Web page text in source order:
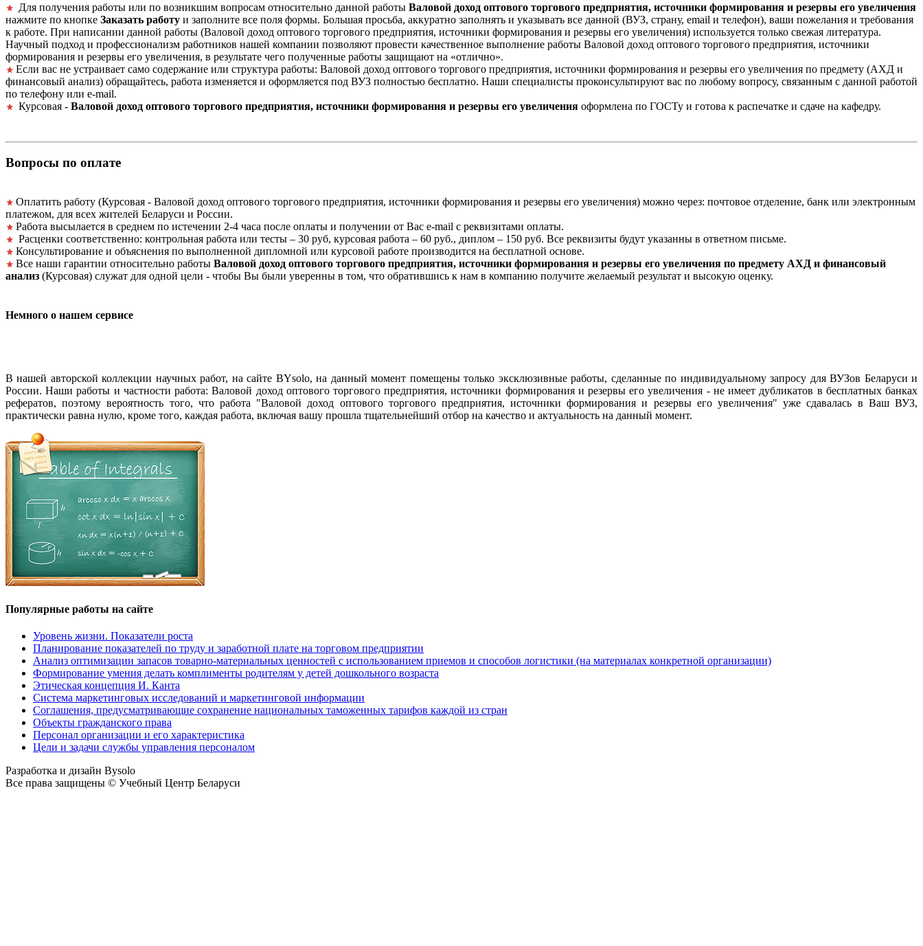
Для получения работы или по возникшим вопросам относительно данной работы Валовой доход оптового торгового предприятия, источники формирования и резервы его увеличения
нажмите по кнопке Заказать работу и заполните все поля формы. Большая просьба, аккуратно заполнять и указывать все данной (ВУЗ, страну, email и телефон), ваши пожелания и требования
к работе. При написании данной работы (Валовой доход оптового торгового предприятия, источники формирования и резервы его увеличения) используется только свежая литература.
Научный подход и профессионализм работников нашей компании позволяют провести качественное выполнение работы Валовой доход оптового торгового предприятия, источники
формирования и резервы его увеличения, в результате чего полученные работы защищают на «отлично».
Если вас не устраивает само содержание или структура работы: Валовой доход оптового торгового предприятия, источники формирования и резервы его увеличения по предмету (АХД и
финансовый анализ) обращайтесь, работа изменяется и оформляется под ВУЗ полностью бесплатно. Наши специалисты проконсультируют вас по любому вопросу, связанным с данной работой
по телефону или e-mail.
Курсовая - Валовой доход оптового торгового предприятия, источники формирования и резервы его увеличения оформлена по ГОСТу и готова к распечатке и сдаче на кафедру.
Вопросы по оплате
Оплатить работу (Курсовая - Валовой доход оптового торгового предприятия, источники формирования и резервы его увеличения) можно через: почтовое отделение, банк или электронным
платежом, для всех жителей Беларуси и России.
Работа высылается в среднем по истечении 2-4 часа после оплаты и получении от Вас e-mail с реквизитами оплаты.
Расценки соответственно: контрольная работа или тесты – 30 руб, курсовая работа – 60 руб., диплом – 150 руб. Все реквизиты будут указанны в ответном письме.
Консультирование и объяснения по выполненной дипломной или курсовой работе производится на бесплатной основе.
Все наши гарантии относительно работы Валовой доход оптового торгового предприятия, источники формирования и резервы его увеличения по предмету АХД и финансовый
анализ (Курсовая) служат для одной цели - чтобы Вы были уверенны в том, что обратившись к нам в компанию получите желаемый результат и высокую оценку.
Немного о нашем сервисе
В нашей авторской коллекции научных работ, на сайте BYsolo, на данный момент помещены только эксклюзивные работы, сделанные по индивидуальному запросу для ВУЗов Беларуси и
России. Наши работы и частности работа: Валовой доход оптового торгового предприятия, источники формирования и резервы его увеличения - не имеет дубликатов в бесплатных банках
рефератов, поэтому вероятность того, что работа "Валовой доход оптового торгового предприятия, источники формирования и резервы его увеличения" уже сдавалась в Ваш ВУЗ,
практически равна нулю, кроме того, каждая работа, включая вашу прошла тщательнейший отбор на качество и актуальность на данный момент.
Популярные работы на сайте
Уровень жизни. Показатели роста
Планирование показателей по труду и заработной плате на торговом предприятии
Анализ оптимизации запасов товарно-материальных ценностей с использованием приемов и способов логистики (на материалах конкретной организации)
Формирование умения делать комплименты родителям у детей дошкольного возраста
Этическая концепция И. Канта
Система маркетинговых исследований и маркетинговой информации
Соглашения, предусматривающие сохранение национальных таможенных тарифов каждой из стран
Объекты гражданского права
Персонал организации и его характеристика
Цели и задачи службы управления персоналом
Разработка и дизайн Bysolo
Все права защищены © Учебный Центр Беларуси